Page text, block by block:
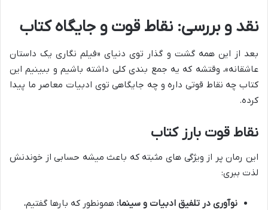
نقد و بررسی: نقاط قوت و جایگاه کتاب
بعد از این همه گشت و گذار توی دنیای «فیلم نگاری یک داستان
عاشقانه»، وقتشه که یه جمع بندی کلی داشته باشیم و ببینیم این
کتاب چه نقاط قوتی داره و چه جایگاهی توی ادبیات معاصر ما پیدا
کرده.
نقاط قوت بارز کتاب
این رمان پر از ویژگی های مثبته که باعث میشه حسابی از خوندنش
لذت ببری:
نوآوری در تلفیق ادبیات و سینما: همونطور که بارها گفتیم،